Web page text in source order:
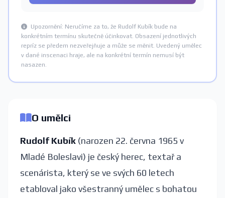
Upozornění: Neručíme za to, že Rudolf Kubík bude na
konkrétním termínu skutečně účinkovat. Obsazení jednotlivých
repríz se předem nezveřejňuje a může se měnit. Uvedený umělec
v dané inscenaci hraje, ale na konkrétní termín nemusí být
nasazen.
O umělci
Rudolf Kubík (narozen 22. června 1965 v
Mladé Boleslavi) je český herec, textař a
scenárista, který se ve svých 60 letech
etabloval jako všestranný umělec s bohatou